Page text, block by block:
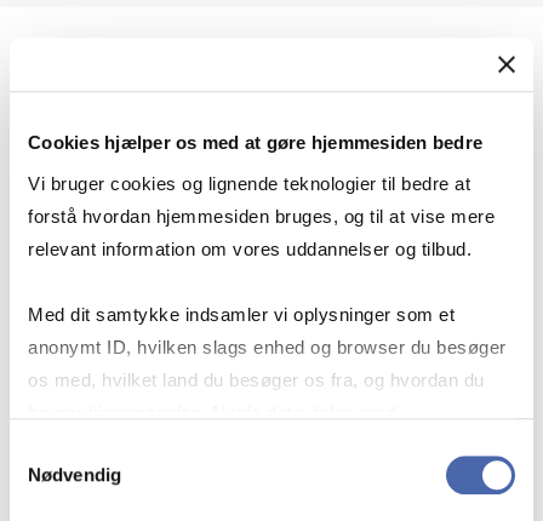
Cookies hjælper os med at gøre hjemmesiden bedre
Vi bruger cookies og lignende teknologier til bedre at
forstå hvordan hjemmesiden bruges, og til at vise mere
relevant information om vores uddannelser og tilbud.
Med dit samtykke indsamler vi oplysninger som et
anonymt ID, hvilken slags enhed og browser du besøger
os med, hvilket land du besøger os fra, og hvordan du
markedsføring. Du bestemmer selv - og kan altid trække
Nødvendig
Geopolitik og businesssikkerhed
navigerer man som virksomhed?